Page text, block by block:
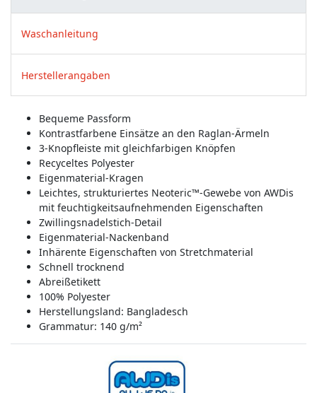
Waschanleitung
Herstellerangaben
Bequeme Passform
Kontrastfarbene Einsätze an den Raglan-Ärmeln
3-Knopfleiste mit gleichfarbigen Knöpfen
Recyceltes Polyester
Eigenmaterial-Kragen
Leichtes, strukturiertes Neoteric™-Gewebe von AWDis
mit feuchtigkeitsaufnehmenden Eigenschaften
Zwillingsnadelstich-Detail
Eigenmaterial-Nackenband
Inhärente Eigenschaften von Stretchmaterial
Schnell trocknend
Abreißetikett
100% Polyester
Herstellungsland: Bangladesch
Grammatur: 140 g/m²